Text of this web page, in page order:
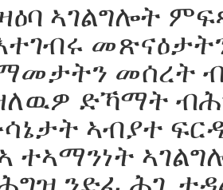
ኣገልግሎት
መሰረት
ድኻማት
ኣብያተ
ተኣማንነት